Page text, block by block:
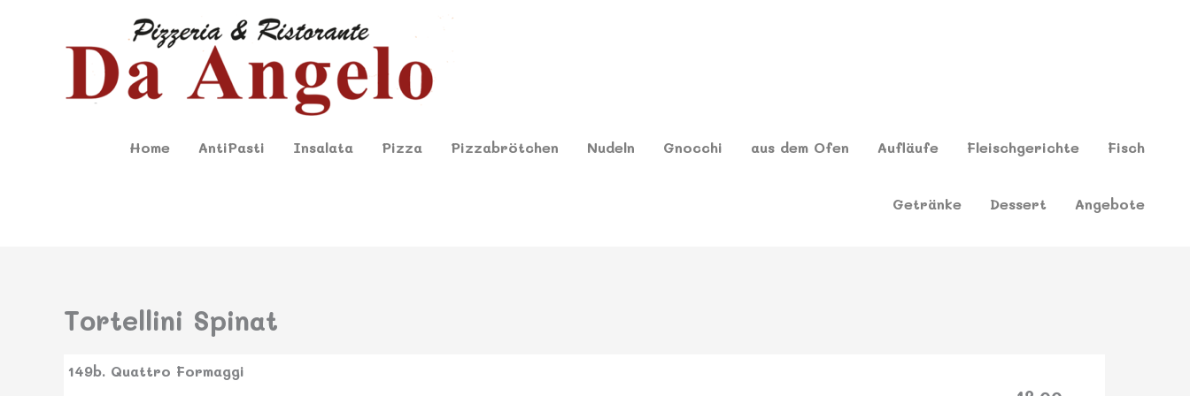
Home AntiPasti Insalata Pizza Pizzabrötchen Nudeln Gnocchi aus dem Ofen Aufläufe Fleischgerichte Fisch
Getränke Dessert Angebote
Tortellini Spinat
149b. Quattro Formaggi